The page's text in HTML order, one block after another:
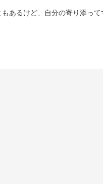
あるけど、自分の寄り添って